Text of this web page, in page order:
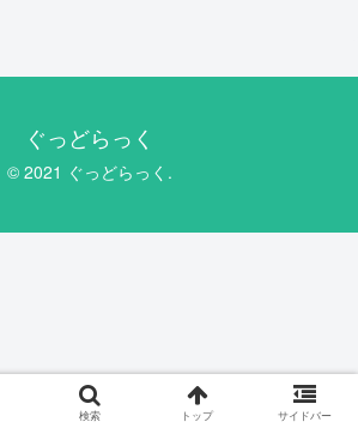
ぐっどらっく
© 2021 ぐっどらっく.
検索 トップ サイドバー